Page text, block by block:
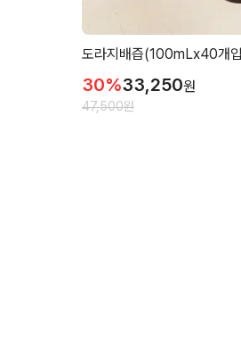
도라지배즙(100mLx40개
30%33,250원
47,500원